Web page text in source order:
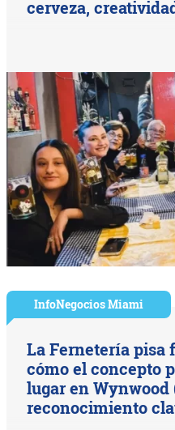
cerveza,
InfoNegocios Miami
La Fernetería pisa
cómo el concepto
lugar en Wynwood
reconocimiento